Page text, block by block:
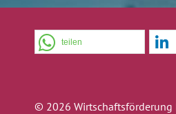
teilen
© 2026 Wirtschaftsförderung